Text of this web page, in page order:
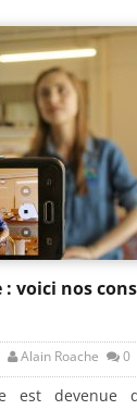
voici nos
Alain Roache 0
est devenue